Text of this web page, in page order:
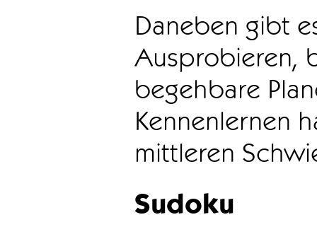
Daneben gibt
Ausprobieren,
begehbare
Kennenlernen
mittleren
Sudoku